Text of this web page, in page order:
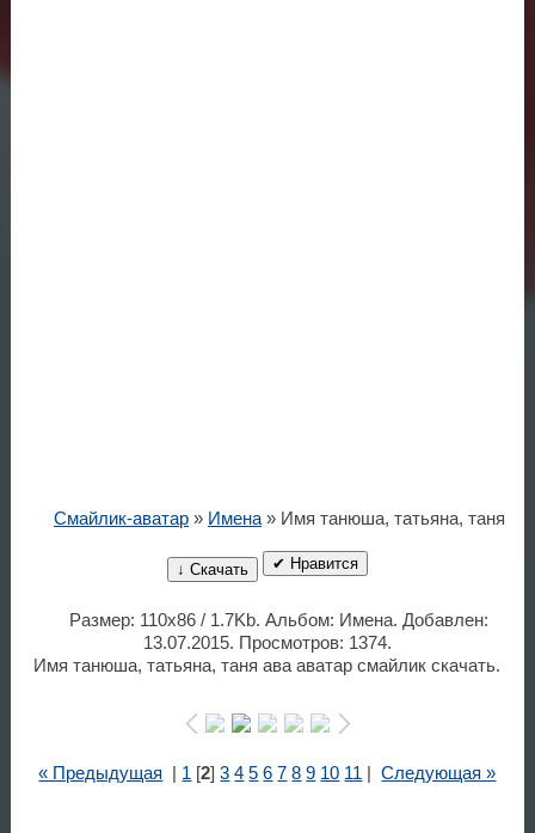
Смайлик-аватар» Имена» Имя танюша, татьяна, таня
↓ Скачать ✔ Нравится
Размер: 110x86 / 1.7Kb. Альбом: Имена. Добавлен:
13.07.2015. Просмотров: 1374.
Имя танюша, татьяна, таня ава аватар смайлик скачать.
« Предыдущая 1 [2]3 4 5 6 7 8 9 10 11 |Следующая »